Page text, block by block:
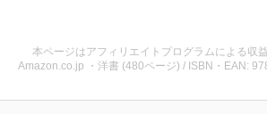
本ページはアフィリエイトプログラムによる収
Amazon.co.jp ・洋書 (480ページ) / ISBN・EAN: